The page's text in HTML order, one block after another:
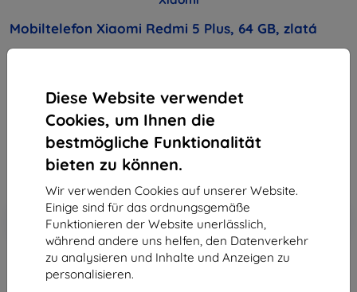
Diese Website verwendet
Cookies, um Ihnen die
bestmögliche Funktionalität
bieten zu können.
Wir verwenden Cookies auf unserer Website.
Einige sind für das ordnungsgemäße
Funktionieren der Website unerlässlich,
während andere uns helfen, den Datenverkehr
zu analysieren und Inhalte und Anzeigen zu
personalisieren.
Mobiltelefon Xiaomi Redmi 5 Plus, 64 GB, zlatá
Endpreis
200,90 €
180,81 €
-10%
Rabatt mit Gutschein
EXTRA10
Warenkorb
ausverkauft